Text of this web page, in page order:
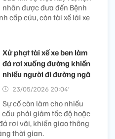
nhân được đưa đến Bệnh
cấp cứu, còn tài xế lái xe
Xử phạt tài xế xe ben làm
đá rơi xuống đường khiến
nhiều người đi đường ngã
23/05/2026 20:04’
Sự cố còn làm cho nhiều
phải giảm tốc độ hoặc
rơi vãi, khiến giao thông
thời gian.